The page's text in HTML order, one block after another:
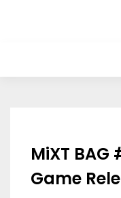
MiXT
Game